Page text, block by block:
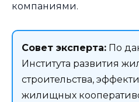
компаниями.
Совет эксперта: По
Института развития
строительства,
жилищных